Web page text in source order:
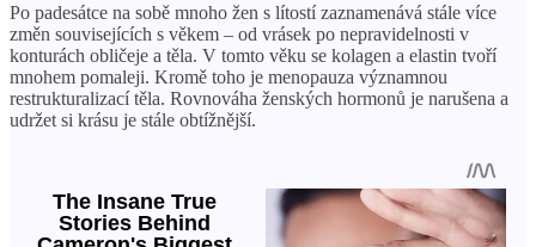
Po padesátce na sobě mnoho žen s lítostí zaznamenává stále více
změn souvisejících s věkem – od vrásek po nepravidelnosti v
konturách obličeje a těla. V tomto věku se kolagen a elastin tvoří
mnohem pomaleji. Kromě toho je menopauza významnou
restrukturalizací těla. Rovnováha ženských hormonů je narušena a
udržet si krásu je stále obtížnější.